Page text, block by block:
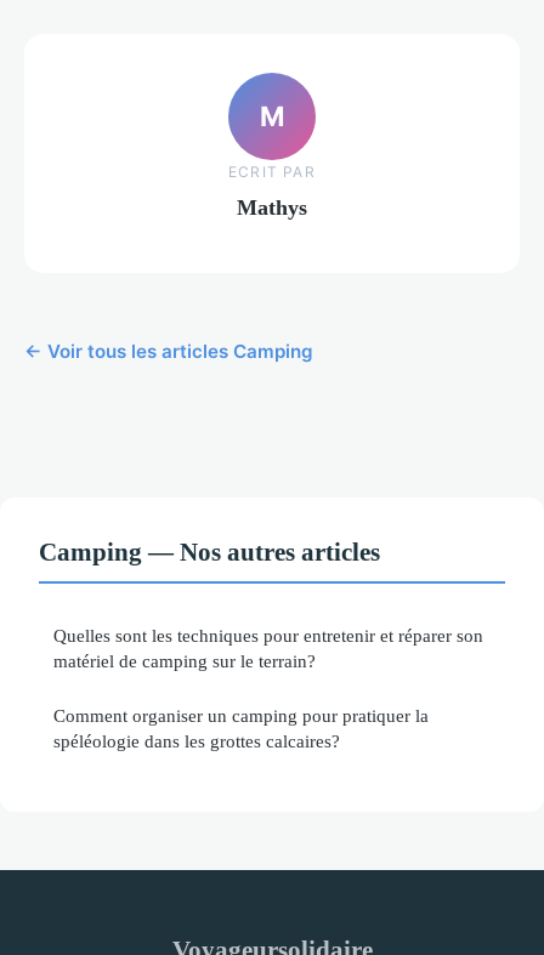
M
ECRIT PAR
Mathys
← Voir tous les articles Camping
Camping — Nos autres articles
Quelles sont les techniques pour entretenir et réparer son
matériel de camping sur le terrain?
Comment organiser un camping pour pratiquer la
spéléologie dans les grottes calcaires?